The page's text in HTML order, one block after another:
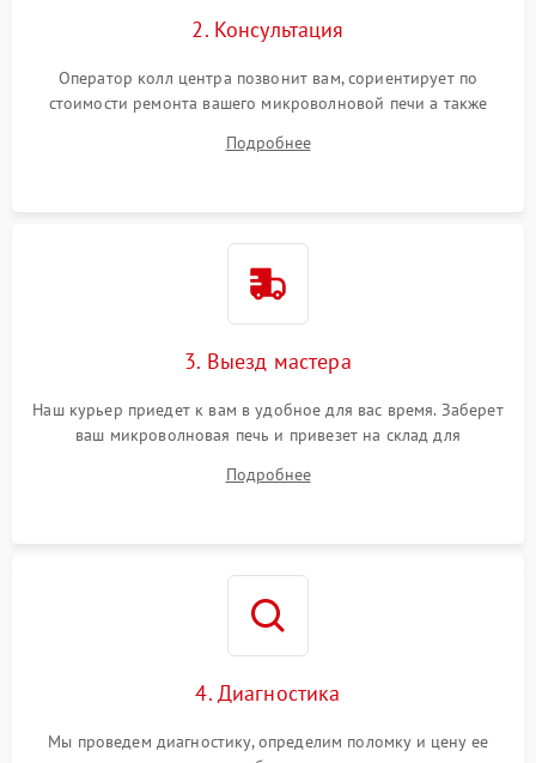
2. Консультация
Оператор колл центра позвонит вам, сориентирует по
стоимости ремонта вашего микроволновой печи а также
Подробнее
3. Выезд мастера
Наш курьер приедет к вам в удобное для вас время. Заберет
ваш микроволновая печь и привезет на склад для
Подробнее
4. Диагностика
Мы проведем диагностику, определим поломку и цену ее